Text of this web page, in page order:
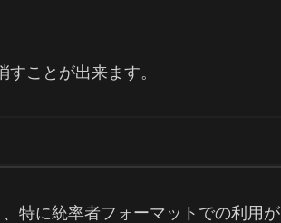
ことが出来ます。
特に統率者フォーマットでの利用が